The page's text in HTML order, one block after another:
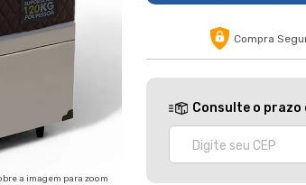
a imagem para zoom
Compra
Consulte o prazo